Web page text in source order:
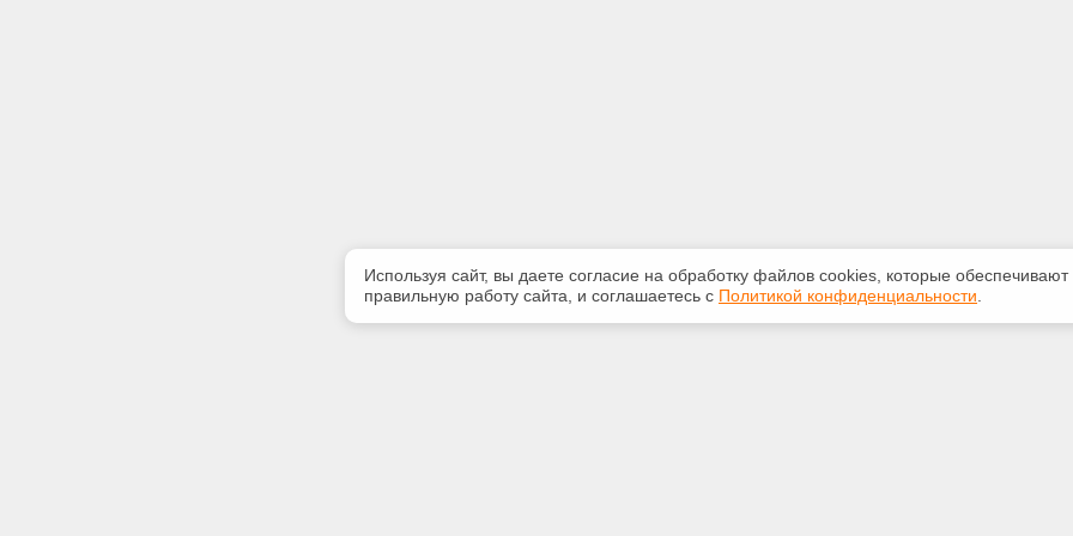
Используя сайт, вы даете согласие на обработку файлов сооkiеs, которые обеспечивают
правильную работу сайта, и соглашаетесь с Политикой конфиденциальности